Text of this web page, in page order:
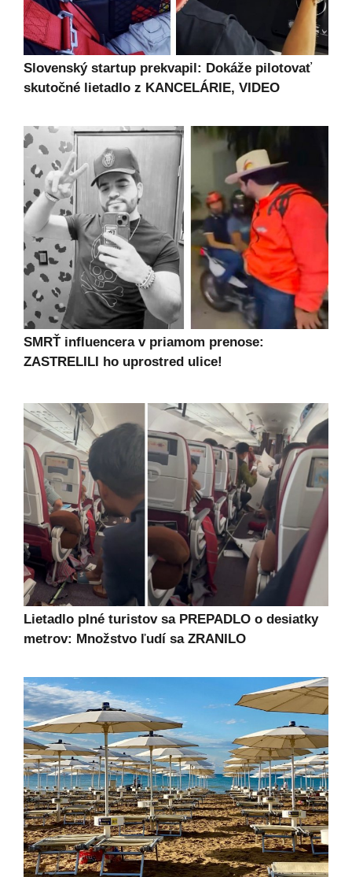
Slovenský startup prekvapil: Dokáže pilotovať
skutočné lietadlo z KANCELÁRIE, VIDEO
SMRŤ influencera v priamom prenose:
ZASTRELILI ho uprostred ulice!
Lietadlo plné turistov sa PREPADLO o desiatky
metrov: Množstvo ľudí sa ZRANILO